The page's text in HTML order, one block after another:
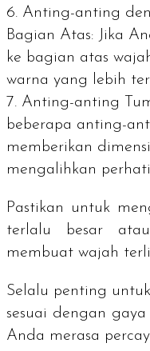
Anting-anting
Bagian Atas: Jika
ke bagian atas
warna yang lebih
Anting-anting
beberapa anting-
memberikan
mengalihkan
Pastikan untuk
terlalu besar
membuat wajah
Selalu penting
sesuai dengan
Anda merasa